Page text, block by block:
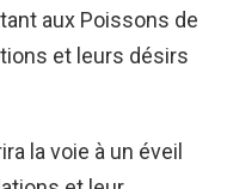
aux Poissons de
et leurs désirs
la voie à un éveil